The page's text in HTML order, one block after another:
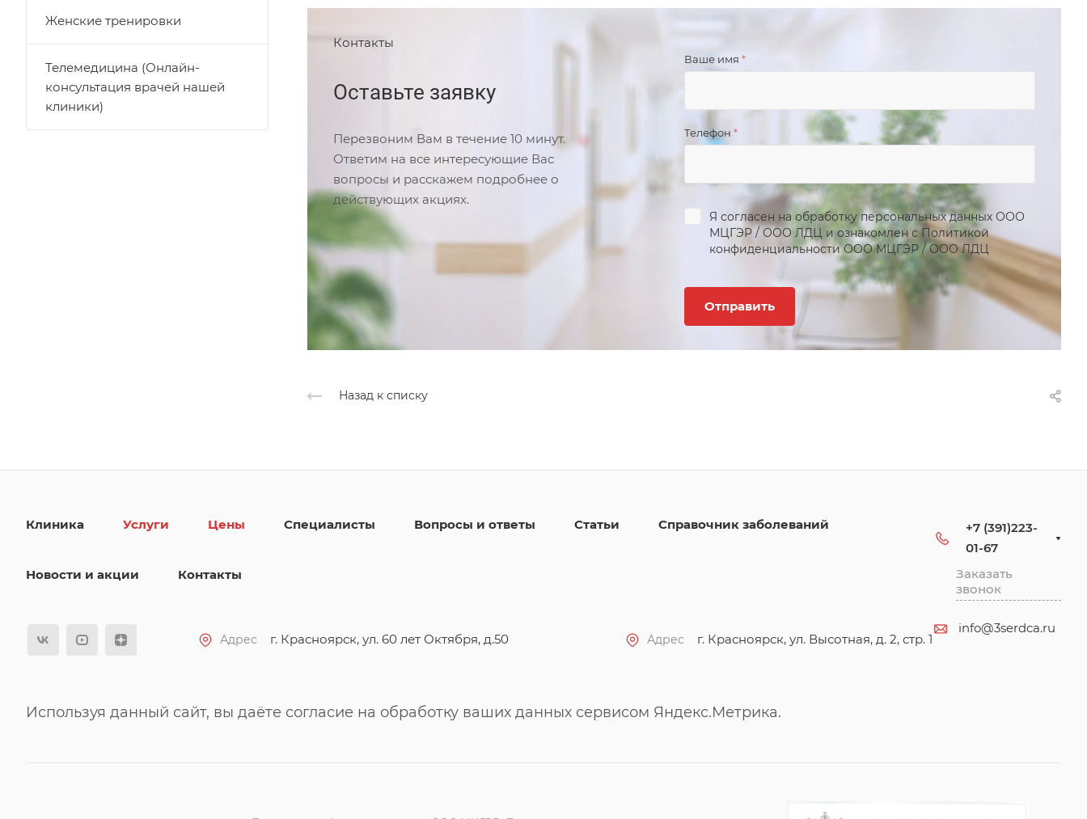
Контакты
Оставьте заявку
Перезвоним Вам в течение 10 минут.
Ответим на все интересующие Вас
вопросы и расскажем подробнее о
действующих акциях.
Ваше имя *
Телефон *
Я согласен на обработку персональных данных ООО
МЦГЭР / ООО ЛДЦ и ознакомлен с Политикой
конфиденциальностиООО МЦГЭР /ООО ЛДЦ
Назад к списку
Женские тренировки
Телемедицина (Онлайн-
консультация врачей нашей
клиники)
Клиника Услуги Цены Специалисты Вопросы и ответы Статьи Справочник заболеваний
Новости и акции Контакты
Адрес г. Красноярск, ул. 60 лет Октября, д.50 Адрес г. Красноярск, ул. Высотная, д. 2, стр. 1
+7 (391)223-
01-67
Заказать
звонок
info@3serdca.ru
Используя данный сайт, вы даёте согласие на обработку ваших данных сервисом Яндекс.Метрика.